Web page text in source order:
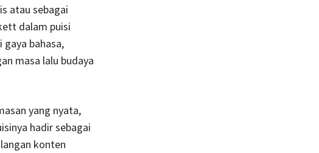
atau sebagai
dalam puisi
gaya bahasa,
masa lalu budaya
yang nyata,
hadir sebagai
konten